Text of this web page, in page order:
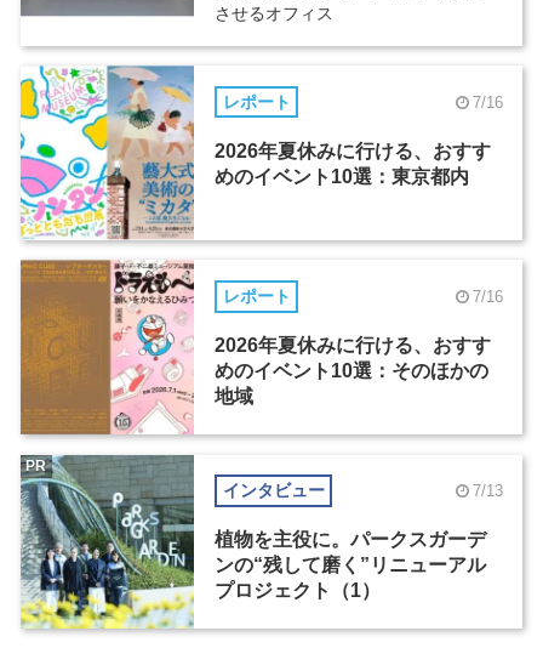
させるオフィス
レポート 7/16
2026年夏休みに行ける、おすす
めのイベント10選：東京都内
レポート 7/16
2026年夏休みに行ける、おすす
めのイベント10選：そのほかの
地域
インタビュー 7/13
植物を主役に。パークスガーデ
ンの“残して磨く”リニューアル
プロジェクト（1）
PR